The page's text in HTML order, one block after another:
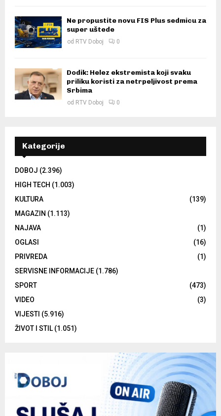
Ne propustite novu FIS Plus sedmicu za
super uštede
od RTV Doboj 0
Dodik: Helez ekstremista koji svaku
priliku koristi za netrpeljivost prema
Srbima
od RTV Doboj 0
Kategorije
DOBOJ (2.396)
HIGH TECH (1.003)
KULTURA
(139)
MAGAZIN (1.113)
NAJAVA
(1)
OGLASI
(16)
PRIVREDA
(1)
SERVISNE INFORMACIJE (1.786)
SPORT
(473)
VIDEO
(3)
VIJESTI (5.916)
ŽIVOT I STIL (1.051)